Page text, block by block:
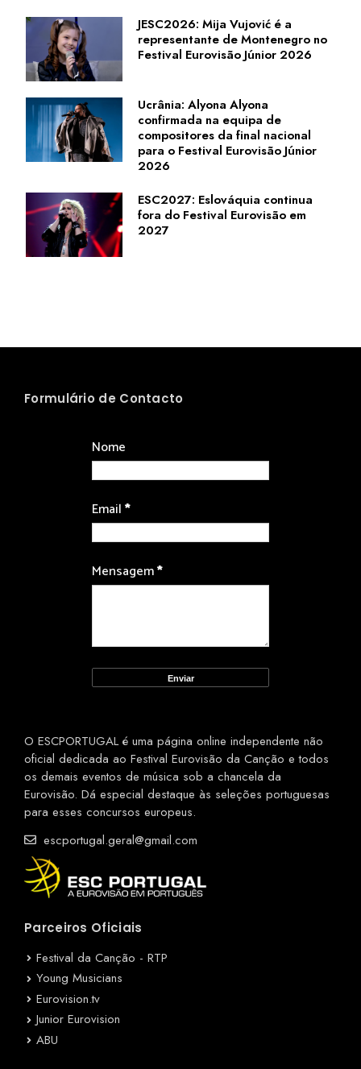
JESC2026: Mija Vujović é a
representante de Montenegro no
Festival Eurovisão Júnior 2026
Ucrânia: Alyona Alyona
confirmada na equipa de
compositores da final nacional
para o Festival Eurovisão Júnior
2026
ESC2027: Eslováquia continua
fora do Festival Eurovisão em
2027
Formulário de Contacto
Nome
Email*
Mensagem*
O ESCPORTUGAL é uma página online independente não
oficial dedicada ao Festival Eurovisão da Canção e todos
os demais eventos de música sob a chancela da
Eurovisão. Dá especial destaque às seleções portuguesas
para esses concursos europeus.
escportugal.geral@gmail.com
Parceiros Oficiais
Festival da Canção - RTP
Young Musicians
Eurovision.tv
Junior Eurovision
ABU